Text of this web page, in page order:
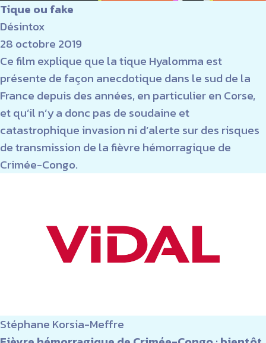
Tique ou fake
Désintox
28 octobre 2019
Ce film explique que la tique Hyalomma est
présente de façon anecdotique dans le sud de la
France depuis des années, en particulier en Corse,
et qu’il n’y a donc pas de soudaine et
catastrophique invasion ni d’alerte sur des risques
de transmission de la fièvre hémorragique de
Crimée-Congo.
Stéphane Korsia-Meffre